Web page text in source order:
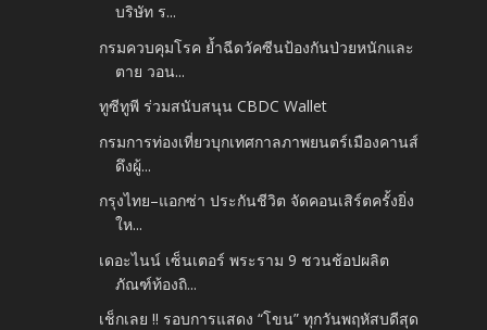
บริษัท ร...
กรมควบคุมโรค ย้ำฉีดวัคซีนป้องกันป่วยหนักและ
ตาย วอน...
ทูซีทูพี ร่วมสนับสนุน CBDC Wallet
กรมการท่องเที่ยวบุกเทศกาลภาพยนตร์เมืองคานส์
ดึงผู้...
กรุงไทย–แอกซ่า ประกันชีวิต จัดคอนเสิร์ตครั้งยิ่ง
ให...
เดอะไนน์ เซ็นเตอร์ พระราม 9 ชวนช้อปผลิต
ภัณฑ์ท้องถิ...
เช็กเลย !! รอบการแสดง “โขน” ทุกวันพฤหัสบดีสุด